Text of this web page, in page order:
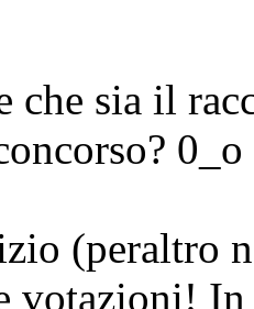
che sia il
0_o
(peraltro
votazioni!